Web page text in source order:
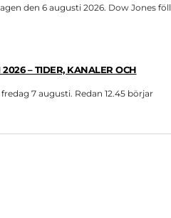
den 6 augusti 2026. Dow Jones föll
– TIDER, KANALER OCH
7 augusti. Redan 12.45 börjar